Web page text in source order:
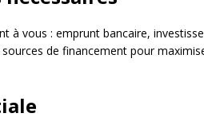
à vous : emprunt bancaire,
de financement pour